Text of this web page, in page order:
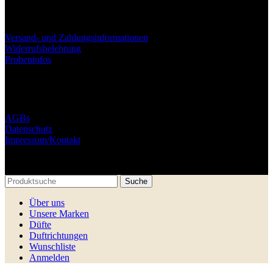
Versand- und Zahlungsinformationen
Widerrufsbelehrung
Probeninfos
AGBs
Datenschutz
Impressum/Kontakt
Suche
Über uns
Unsere Marken
Düfte
Duftrichtungen
Wunschliste
Anmelden